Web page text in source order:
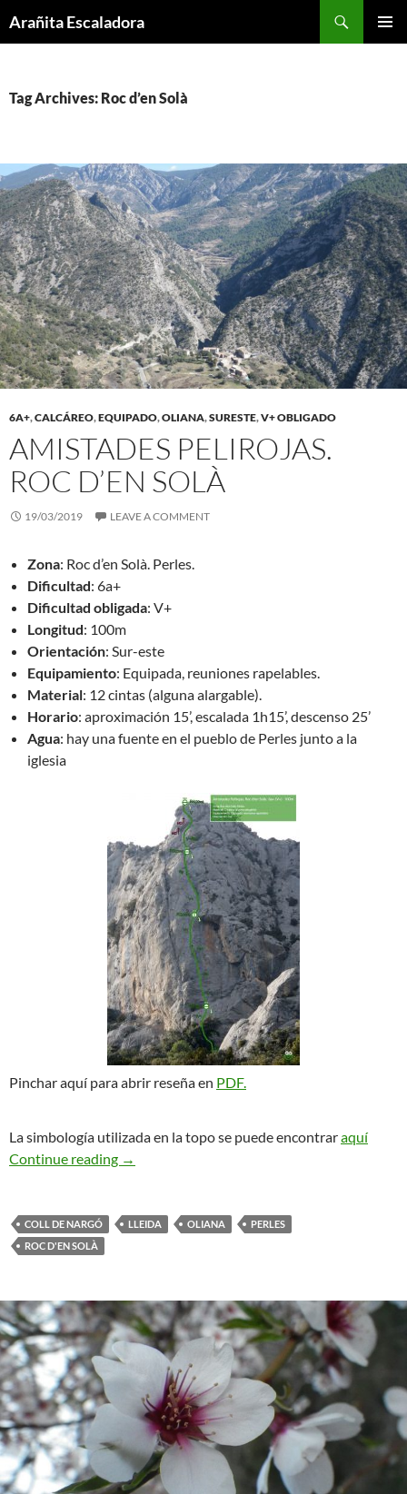
toArañita Escaladora
Tag Archives: Roc d’en Solà
6A+,CALCÁREO,EQUIPADO,OLIANA,SURESTE,V+ OBLIGADO
AMISTADES PELIROJAS.
ROC D’EN SOLÀ
19/03/2019 LEAVE A COMMENT
Zona: Roc d’en Solà. Perles.
Dificultad: 6a+
Dificultad obligada: V+
Longitud: 100m
Orientación: Sur-este
Equipamiento: Equipada, reuniones rapelables.
Material: 12 cintas (alguna alargable).
Horario: aproximación 15’, escalada 1h15’, descenso 25’
Agua: hay una fuente en el pueblo de Perles junto a la
iglesia
Pinchar aquí para abrir reseña en PDF.
La simbología utilizada en la topo se puede encontraraquí
Continue reading Amistades Pelirojas. Roc d’en Solà
→
COLL DE NARGÓ LLEIDA OLIANA
PERLES
ROC D'EN SOLÀ